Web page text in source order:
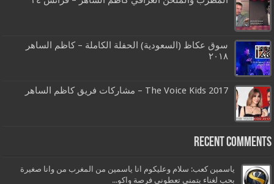
سوق عكاظ (السعودية) الحفلة الكاملة – كاظم الساهر
٢٠١٨
The Voice Kids 2017 – مشاركات فريق كاظم الساهر
Recent Comments
ياسمين كعب: سلام وعليكوم انا ياسمين من المغرب من وانا صغيرة
بحب لغناء بتمنى تعطوني فرصة واكو...